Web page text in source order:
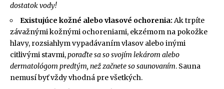
dostatok vody!
Existujúce kožné alebo vlasové ochorenia: Ak trpíte
závažnými kožnými ochoreniami, ekzémom na pokožke
hlavy, rozsiahlym vypadávaním vlasov alebo inými
citlivými stavmi,poraďte sa so svojím lekárom alebo
dermatológom predtým, než začnete so saunovaním. Sauna
nemusí byť vždy vhodná pre všetkých.